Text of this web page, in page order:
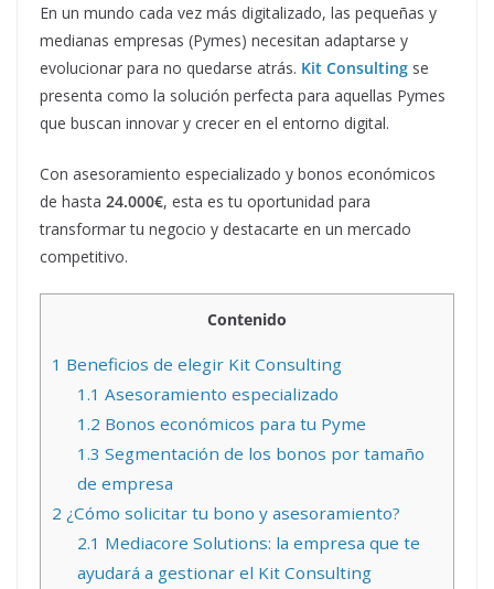
En un mundo cada vez más digitalizado, las pequeñas y
medianas empresas (Pymes) necesitan adaptarse y
evolucionar para no quedarse atrás. Kit Consulting se
presenta como la solución perfecta para aquellas Pymes
que buscan innovar y crecer en el entorno digital.
Con asesoramiento especializado y bonos económicos
de hasta 24.000€, esta es tu oportunidad para
transformar tu negocio y destacarte en un mercado
competitivo.
Contenido
1 Beneficios de elegir Kit Consulting
1.1 Asesoramiento especializado
1.2 Bonos económicos para tu Pyme
1.3 Segmentación de los bonos por tamaño
de empresa
2 ¿Cómo solicitar tu bono y asesoramiento?
2.1 Mediacore Solutions: la empresa que te
ayudará a gestionar el Kit Consulting